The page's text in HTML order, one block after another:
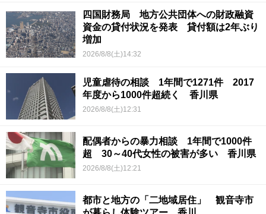
四国財務局 地方公共団体への財政融資
資金の貸付状況を発表 貸付額は2年ぶり
増加
2026/8/8(土)14:32
児童虐待の相談 1年間で1271件 2017
年度から1000件超続く 香川県
2026/8/8(土)12:31
配偶者からの暴力相談 1年間で1000件
超 30～40代女性の被害が多い 香川県
2026/8/8(土)12:21
都市と地方の「二地域居住」 観音寺市